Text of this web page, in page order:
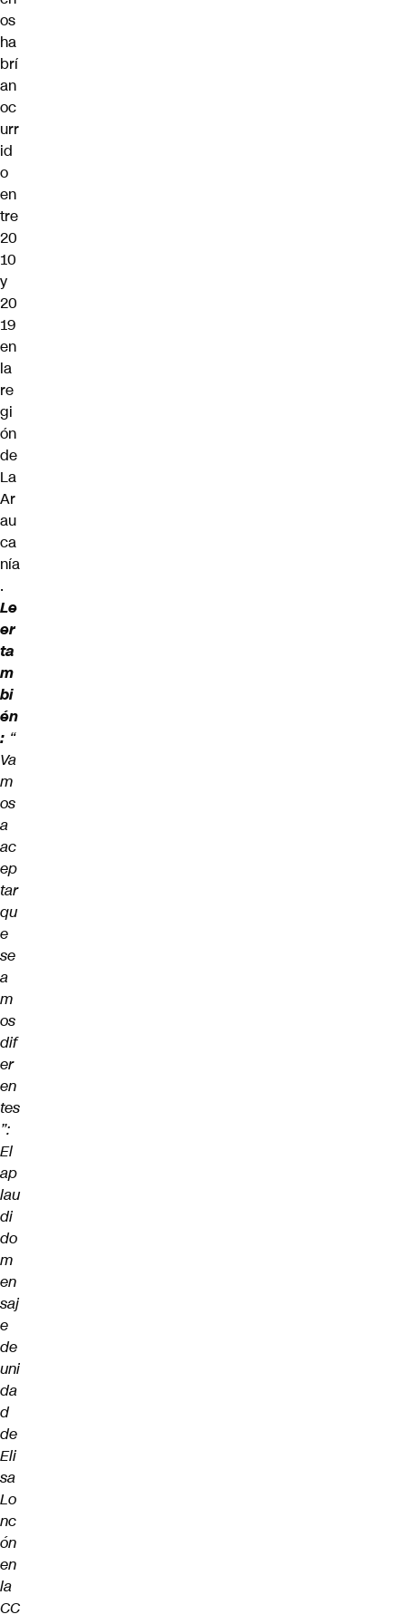
os
ha
brí
an
oc
urr
id
o
en
tre
20
10
y
20
19
en
la
re
gi
ón
de
La
Ar
au
ca
nía
.
Le
er
ta
m
bi
én
: “
Va
m
os
a
ac
ep
tar
qu
e
se
a
m
os
dif
er
en
tes
”:
El
ap
lau
di
do
m
en
saj
e
de
uni
da
d
de
Eli
sa
Lo
nc
ón
en
la
CC